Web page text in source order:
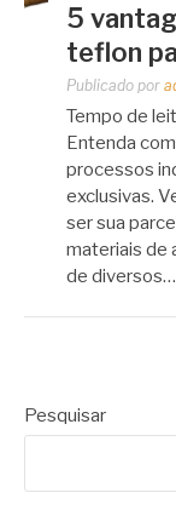
5
teflon
Publicado por
Tempo de
Entenda
processos
exclusivas.
ser sua
materiais de
de diversos…
Pesquisar